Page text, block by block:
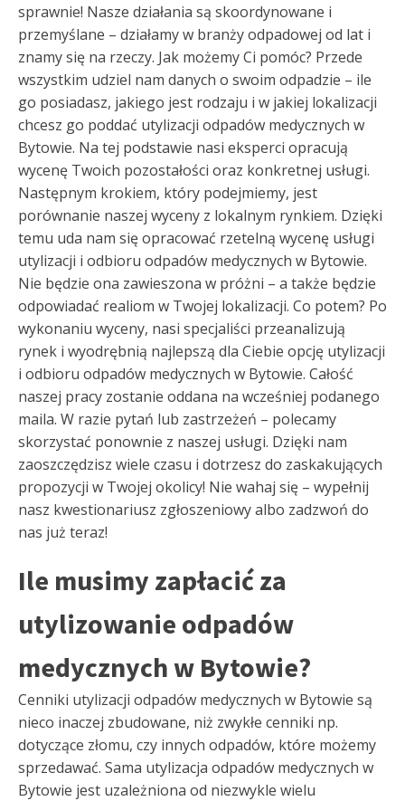
sprawnie! Nasze działania są skoordynowane i
przemyślane – działamy w branży odpadowej od lat i
znamy się na rzeczy. Jak możemy Ci pomóc? Przede
wszystkim udziel nam danych o swoim odpadzie – ile
go posiadasz, jakiego jest rodzaju i w jakiej lokalizacji
chcesz go poddać utylizacji odpadów medycznych w
Bytowie. Na tej podstawie nasi eksperci opracują
wycenę Twoich pozostałości oraz konkretnej usługi.
Następnym krokiem, który podejmiemy, jest
porównanie naszej wyceny z lokalnym rynkiem. Dzięki
temu uda nam się opracować rzetelną wycenę usługi
utylizacji i odbioru odpadów medycznych w Bytowie.
Nie będzie ona zawieszona w próżni – a także będzie
odpowiadać realiom w Twojej lokalizacji. Co potem? Po
wykonaniu wyceny, nasi specjaliści przeanalizują
rynek i wyodrębnią najlepszą dla Ciebie opcję utylizacji
i odbioru odpadów medycznych w Bytowie. Całość
naszej pracy zostanie oddana na wcześniej podanego
maila. W razie pytań lub zastrzeżeń – polecamy
skorzystać ponownie z naszej usługi. Dzięki nam
zaoszczędzisz wiele czasu i dotrzesz do zaskakujących
propozycji w Twojej okolicy! Nie wahaj się – wypełnij
nasz kwestionariusz zgłoszeniowy albo zadzwoń do
nas już teraz!
Ile musimy zapłacić za
utylizowanie odpadów
medycznych w Bytowie?
Cenniki utylizacji odpadów medycznych w Bytowie są
nieco inaczej zbudowane, niż zwykłe cenniki np.
dotyczące złomu, czy innych odpadów, które możemy
sprzedawać. Sama utylizacja odpadów medycznych w
Bytowie jest uzależniona od niezwykle wielu